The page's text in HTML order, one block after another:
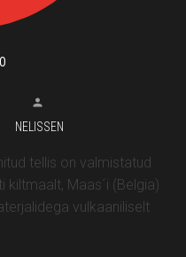
NELISSEN
tellis on valmistatud
kiltmaalt, Maas´i (Belgia)
vulkaaniliselt